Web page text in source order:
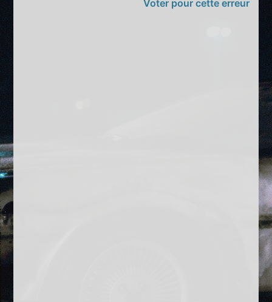
Voter pour cette erreur